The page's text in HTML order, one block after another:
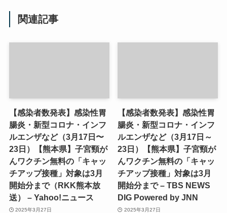
関連記事
【感染者数発表】感染性胃
腸炎・新型コロナ・インフ
ルエンザなど（3月17日〜
23日）【熊本県】子宮頸が
んワクチン無料の「キャッ
チアップ接種」対象は3月
開始分まで（RKK熊本放
送） – Yahoo!ニュース
2025年3月27日
【感染者数発表】感染性胃
腸炎・新型コロナ・インフ
ルエンザなど（3月17日～
23日）【熊本県】子宮頸が
んワクチン無料の「キャッ
チアップ接種」対象は3月
開始分まで – TBS NEWS
DIG Powered by JNN
2025年3月27日